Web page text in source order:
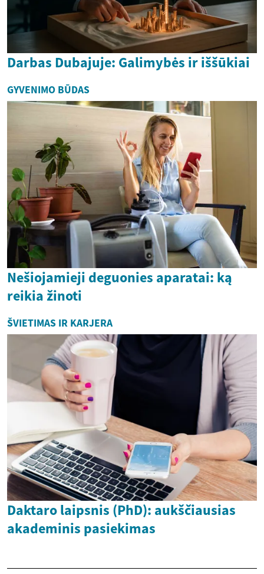
Darbas Dubajuje: Galimybės ir iššūkiai
GYVENIMO BŪDAS
Nešiojamieji deguonies aparatai: ką
reikia žinoti
ŠVIETIMAS IR KARJERA
Daktaro laipsnis (PhD): aukščiausias
akademinis pasiekimas